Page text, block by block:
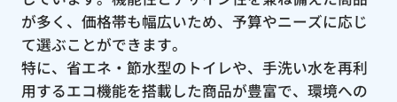
が多く、価格帯も幅広いため、予算やニーズに応じ
て選ぶことができます。
特に、省エネ・節水型のトイレや、手洗い水を再利
用するエコ機能を搭載した商品が豊富で、環境への